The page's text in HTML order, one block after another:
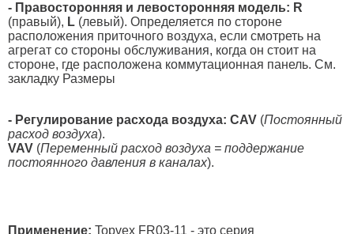
- Правосторонняя и левосторонняя модель: R
(правый), L (левый). Определяется по стороне
расположения приточного воздуха, если смотреть на
агрегат со стороны обслуживания, когда он стоит на
стороне, где расположена коммутационная панель. См.
закладку Размеры
- Регулирование расхода воздуха: CAV (Постоянный
расход воздуха).
VAV (Переменный расход воздуха = поддержание
постоянного давления в каналах).
Применение: Topvex FR03-11 - это серия